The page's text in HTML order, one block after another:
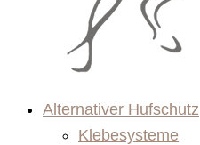
Alternativer Hufschutz
Klebesysteme